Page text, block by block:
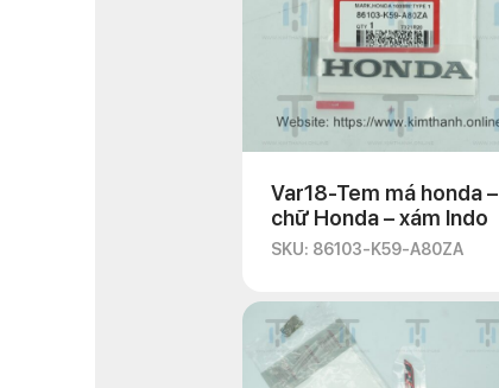
Var18-Tem má honda –
chữ Honda – xám Indo
SKU: 86103-K59-A80ZA